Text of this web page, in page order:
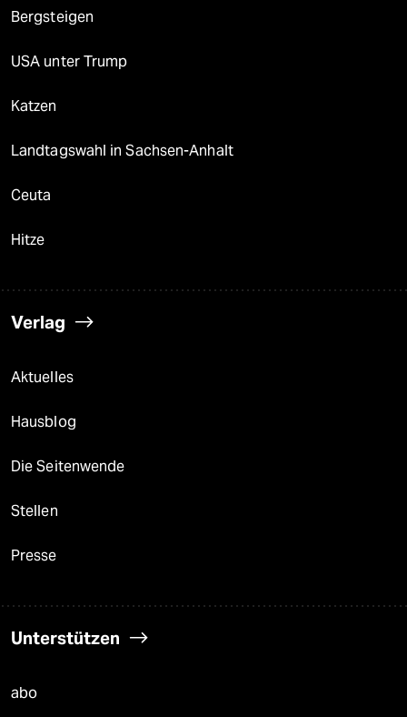
Bergsteigen
USA unter Trump
Katzen
Landtagswahl in Sachsen-Anhalt
Ceuta
Hitze
Verlag
Aktuelles
Hausblog
Die Seitenwende
Stellen
Presse
Unterstützen
abo